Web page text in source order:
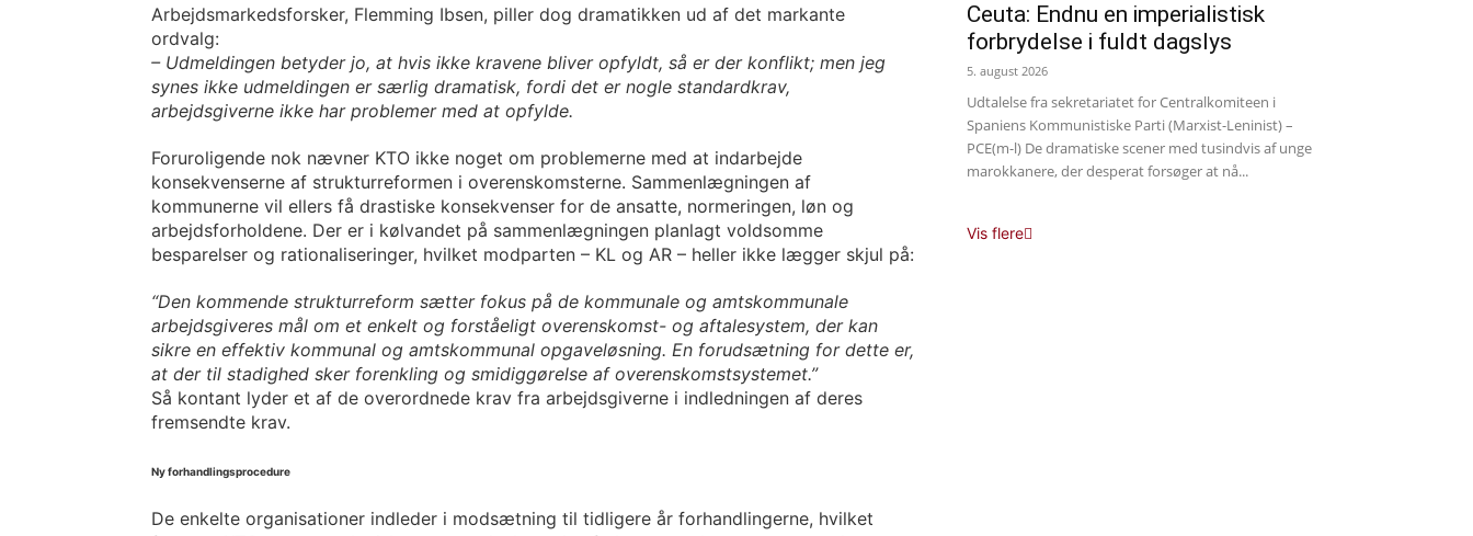
Arbejdsmarkedsforsker, Flemming Ibsen, piller dog dramatikken ud af det markante
ordvalg:
– Udmeldingen betyder jo, at hvis ikke kravene bliver opfyldt, så er der konflikt; men jeg
synes ikke udmeldingen er særlig dramatisk, fordi det er nogle standardkrav,
arbejdsgiverne ikke har problemer med at opfylde.
Foruroligende nok nævner KTO ikke noget om problemerne med at indarbejde
konsekvenserne af strukturreformen i overenskomsterne. Sammenlægningen af
kommunerne vil ellers få drastiske konsekvenser for de ansatte, normeringen, løn og
arbejdsforholdene. Der er i kølvandet på sammenlægningen planlagt voldsomme
besparelser og rationaliseringer, hvilket modparten – KL og AR – heller ikke lægger skjul på:
“Den kommende strukturreform sætter fokus på de kommunale og amtskommunale
arbejdsgiveres mål om et enkelt og forståeligt overenskomst- og aftalesystem, der kan
sikre en effektiv kommunal og amtskommunal opgaveløsning. En forudsætning for dette er,
at der til stadighed sker forenkling og smidiggørelse af overenskomstsystemet.”
Så kontant lyder et af de overordnede krav fra arbejdsgiverne i indledningen af deres
fremsendte krav.
Ny forhandlingsprocedure
De enkelte organisationer indleder i modsætning til tidligere år forhandlingerne, hvilket
Ceuta: Endnu en imperialistisk
forbrydelse i fuldt dagslys
5. august 2026
Udtalelse fra sekretariatet for Centralkomiteen i
Spaniens Kommunistiske Parti (Marxist-Leninist) –
PCE(m-l) De dramatiske scener med tusindvis af unge
marokkanere, der desperat forsøger at nå...
Vis flere